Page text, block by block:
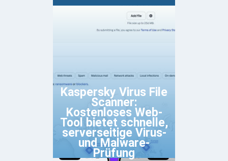
Kaspersky Virus File
Scanner:
Kostenloses Web-
Tool bietet schnelle,
serverseitige Virus-
und Malware-
Prüfung